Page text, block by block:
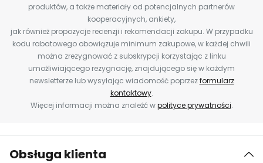
produktów, a także materiały od potencjalnych partnerów
kooperacyjnych, ankiety,
jak również propozycje recenzji i rekomendacji zakupu. W przypadku
kodu rabatowego obowiązuje minimum zakupowe, w każdej chwili
można zrezygnować z subskrypcji korzystając z linku
umożliwiającego rezygnację, znajdującego się w każdym
newsletterze lub wysyłając wiadomość poprzezformularz
kontaktowy.
Więcej informacji można znaleźć wpolityce prywatności.
Obsługa klienta